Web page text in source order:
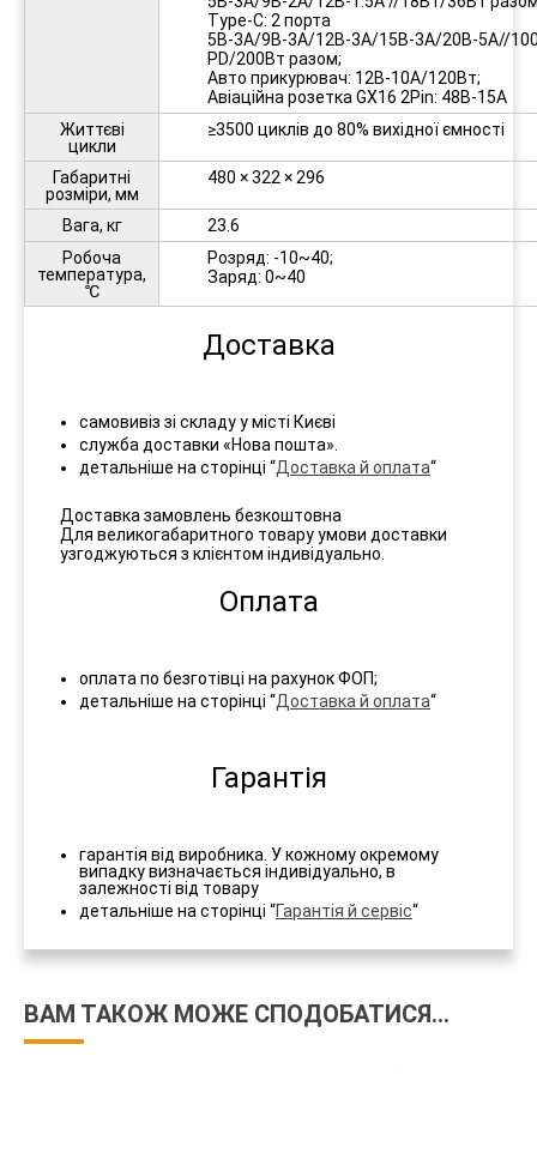
Type-C: 2 порта
5В-3А/9В-3А/12В-3А/15В-3А/20В-5А//
PD/200Вт разом;
Авто прикурювач: 12В-10А/120Вт;
Авіаційна розетка GX16 2Pin: 48В-15А
Життєві
цикли
≥3500 циклів до 80% вихідної ємності
Габаритні
розміри, мм
480 × 322 × 296
Вага, кг
23.6
Робоча
температура,
℃
Розряд: -10~40;
Заряд: 0~40
Доставка
самовивіз зі складу у місті Києві
служба доставки «Нова пошта».
детальніше на сторінці “Доставка й оплата“
Доставка замовлень безкоштовна
Для великогабаритного товару умови доставки
узгоджуються з клієнтом індивідуально.
Оплата
оплата по безготівці на рахунок ФОП;
детальніше на сторінці “Доставка й оплата“
Гарантія
гарантія від виробника. У кожному окремому
випадку визначається індивідуально, в
залежності від товару
детальніше на сторінці “Гарантія й сервіс“
ВАМ ТАКОЖ МОЖЕ СПОДОБАТИСЯ…